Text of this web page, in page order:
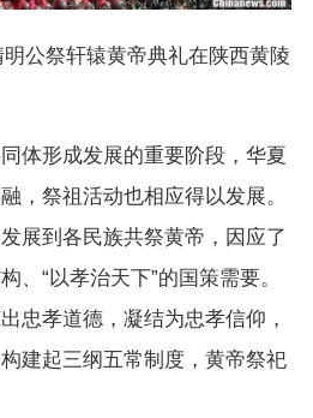
公祭轩辕黄帝典礼在陕西黄陵
体形成发展的重要阶段，华夏
，祭祖活动也相应得以发展。
展到各民族共祭黄帝，因应了
、“以孝治天下”的国策需要。
忠孝道德，凝结为忠孝信仰，
建起三纲五常制度，黄帝祭祀